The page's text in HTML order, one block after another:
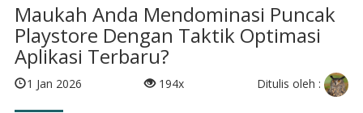
Maukah Anda Mendominasi Puncak
Playstore Dengan Taktik Optimasi
Aplikasi Terbaru?
1 Jan 2026 194x Ditulis oleh :